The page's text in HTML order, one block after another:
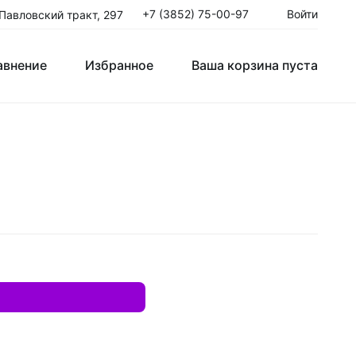
тракт, 297 +7 (3852) 75-00-97 Войти
Избранное Ваша корзина пуста